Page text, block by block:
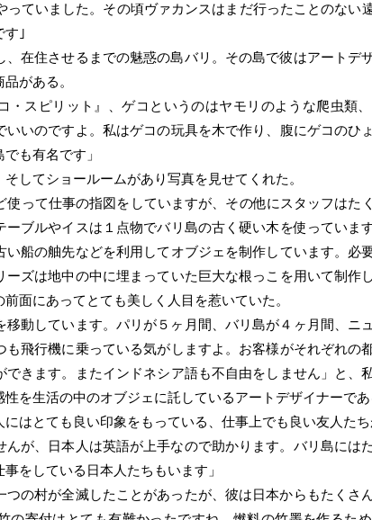
っていました。その頃ヴァカンスはまだ行ったことのない
す｣
在住させるまでの魅惑の島バリ。その島で彼はアートデ
がある。
・スピリット』、ゲコというのはヤモリのような爬虫類
いのですよ。私はゲコの玩具を木で作り、腹にゲコのひ
も有名です」
してショールームがあり写真を見せてくれた。
使って仕事の指図をしていますが、その他にスタッフはた
ブルやイスは１点物でバリ島の古く硬い木を使っていま
い船の舳先などを利用してオブジェを制作しています。必
ズは地中の中に埋まっていた巨大な根っこを用いて制作
面にあってとても美しく人目を惹いていた。
移動しています。パリが５ヶ月間、バリ島が４ヶ月間、ニ
も飛行機に乗っている気がしますよ。お客様がそれぞれの
きます。またインドネシア語も不自由をしません」と、
を生活の中のオブジェに託しているアートデザイナーであ
はとても良い印象をもっている、仕事上でも良い友人たち
んが、日本人は英語が上手なので助かります。バリ島には
をしている日本人たちもいます」
つの村が全滅したことがあったが、彼は日本からもたくさ